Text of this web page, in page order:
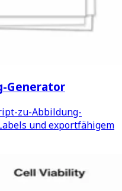
Generator
zu-Abbildung-
und exportfähigem